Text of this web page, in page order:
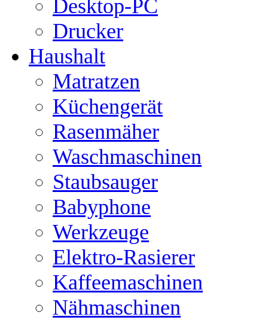
Desktop-PC
Drucker
Haushalt
Matratzen
Küchengerät
Rasenmäher
Waschmaschinen
Staubsauger
Babyphone
Werkzeuge
Elektro-Rasierer
Kaffeemaschinen
Nähmaschinen